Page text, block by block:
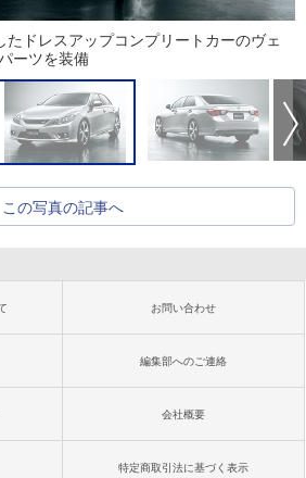
たドレスアップコンプリートカーのヴェ
ーツを装備
この写真の記事へ
お問い合わせ
編集部へのご連絡
会社概要
特定商取引法に基づく表示